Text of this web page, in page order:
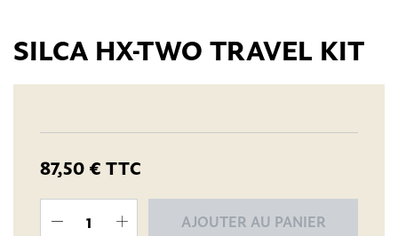
SILCA HX-TWO TRAVEL KIT
87,50 € TTC
AJOUTER AU PANIER